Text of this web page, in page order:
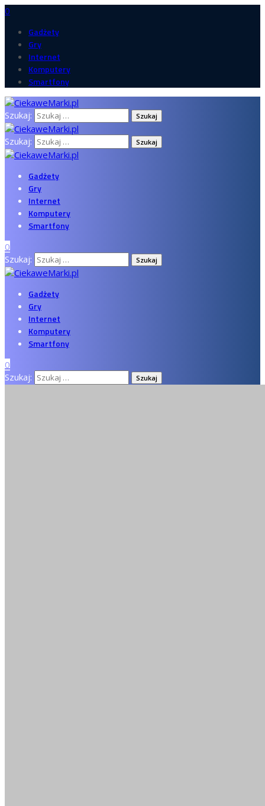
0
Gadżety
Gry
Internet
Komputery
Smartfony
Szukaj:
Szukaj:
Gadżety
Gry
Internet
Komputery
Smartfony
0
Szukaj:
Gadżety
Gry
Internet
Komputery
Smartfony
0
Szukaj: